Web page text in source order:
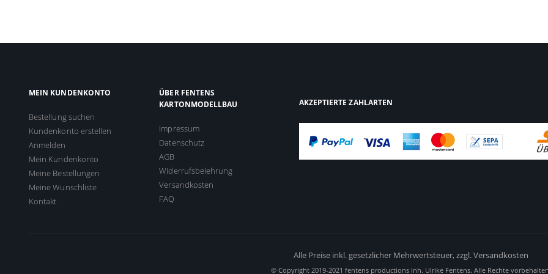
MEIN KUNDENKONTO
Bestellung suchen
Kundenkonto erstellen
Anmelden
Mein Kundenkonto
Meine Bestellungen
Meine Wunschliste
Kontakt
ÜBER FENTENS
KARTONMODELLBAU
Impressum
Datenschutz
AGB
Widerrufsbelehrung
Versandkosten
FAQ
AKZEPTIERTE ZAHLARTEN
Alle Preise inkl. gesetzlicher Mehrwertsteuer,zzgl. Versandkosten
© Copyright 2019-2021 fentens productions Inh. Ulrike Fentens. Alle Rechte